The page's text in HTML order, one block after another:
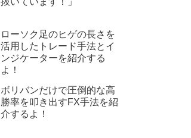
ローソク足のヒゲの長さを
活用したトレード手法とイ
ンジケーターを紹介する
よ！
ボリバンだけで圧倒的な高
勝率を叩き出すFX手法を紹
介するよ！